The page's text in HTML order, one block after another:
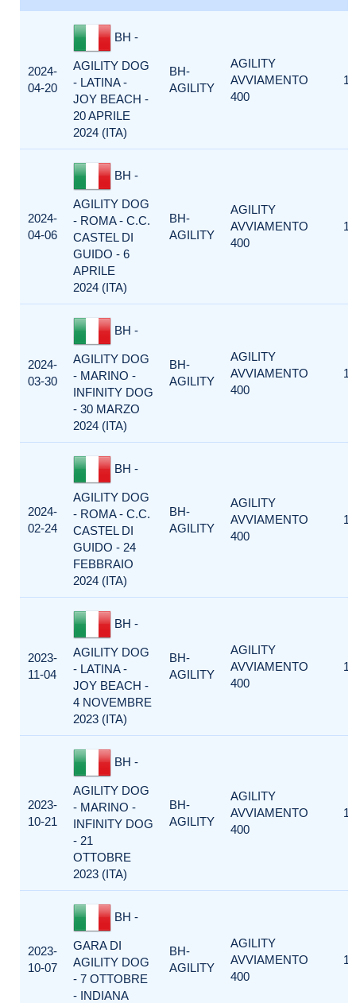
2024-
04-20
BH -
AGILITY DOG
- LATINA -
JOY BEACH -
20 APRILE
2024 (ITA)
BH-
AGILITY
AGILITY
AVVIAMENTO
400
1
2024-
04-06
BH -
AGILITY DOG
- ROMA - C.C.
CASTEL DI
GUIDO - 6
APRILE
2024 (ITA)
BH-
AGILITY
AGILITY
AVVIAMENTO
400
1
2024-
03-30
BH -
AGILITY DOG
- MARINO -
INFINITY DOG
- 30 MARZO
2024 (ITA)
BH-
AGILITY
AGILITY
AVVIAMENTO
400
1
2024-
02-24
BH -
AGILITY DOG
- ROMA - C.C.
CASTEL DI
GUIDO - 24
FEBBRAIO
2024 (ITA)
BH-
AGILITY
AGILITY
AVVIAMENTO
400
1
2023-
11-04
BH -
AGILITY DOG
- LATINA -
JOY BEACH -
4 NOVEMBRE
2023 (ITA)
BH-
AGILITY
AGILITY
AVVIAMENTO
400
1
2023-
10-21
BH -
AGILITY DOG
- MARINO -
INFINITY DOG
- 21
OTTOBRE
2023 (ITA)
BH-
AGILITY
AGILITY
AVVIAMENTO
400
1
2023-
10-07
BH -
GARA DI
AGILITY DOG
- 7 OTTOBRE
- INDIANA
BH-
AGILITY
AGILITY
AVVIAMENTO
400
1